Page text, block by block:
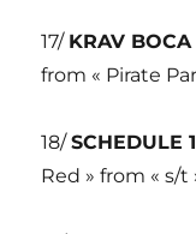
17/ KRAV BOCA
from « Pirate
18/SCHEDULE 1
Red » from « s/t